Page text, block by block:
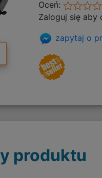
Oceń:
Zaloguj się aby
zapytaj o
produktu